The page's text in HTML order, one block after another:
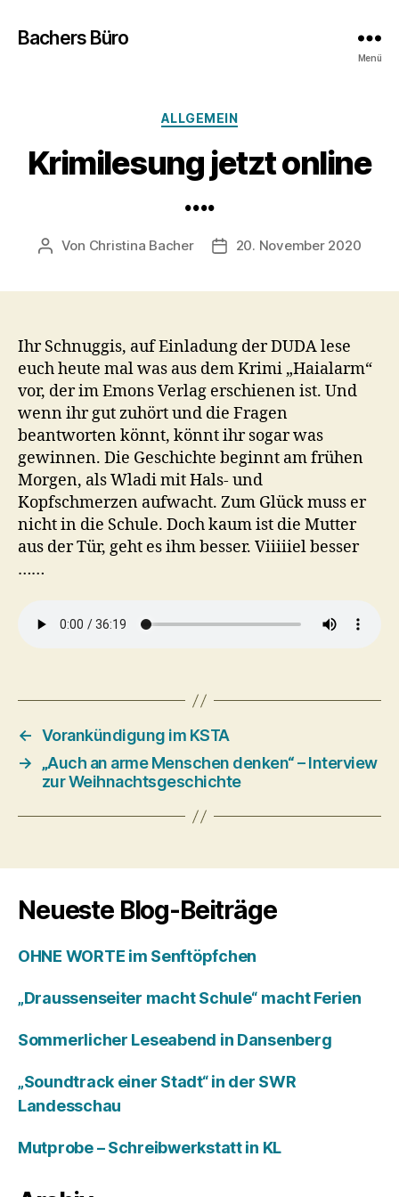
Bachers Büro
Menü
Kategorien
ALLGEMEIN
Krimilesung jetzt online
….
Beitragsautor
Von Christina Bacher Veröffentlichungsdatum
20. November 2020
Ihr Schnuggis, auf Einladung der DUDA lese
euch heute mal was aus dem Krimi „Haialarm“
vor, der im Emons Verlag erschienen ist. Und
wenn ihr gut zuhört und die Fragen
beantworten könnt, könnt ihr sogar was
gewinnen. Die Geschichte beginnt am frühen
Morgen, als Wladi mit Hals- und
Kopfschmerzen aufwacht. Zum Glück muss er
nicht in die Schule. Doch kaum ist die Mutter
aus der Tür, geht es ihm besser. Viiiiiel besser
……
← Vorankündigung im KSTA
→
„Auch an arme Menschen denken“ – Interview
zur Weihnachtsgeschichte
Neueste Blog-Beiträge
OHNE WORTE im Senftöpfchen
„Draussenseiter macht Schule“ macht Ferien
Sommerlicher Leseabend in Dansenberg
„Soundtrack einer Stadt“ in der SWR
Landesschau
Mutprobe – Schreibwerkstatt in KL